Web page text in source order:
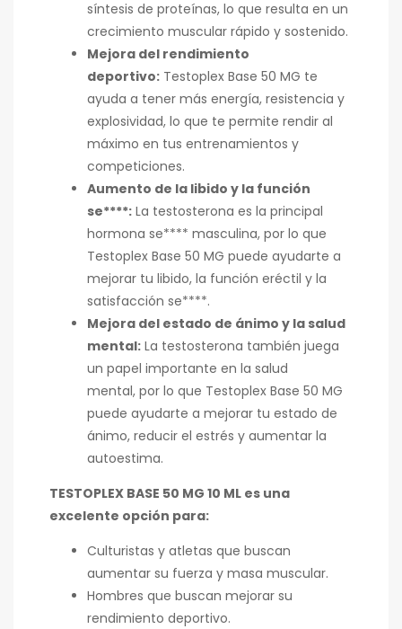
síntesis de proteínas, lo que resulta en un
crecimiento muscular rápido y sostenido.
Mejora del rendimiento
deportivo: Testoplex Base 50 MG te
ayuda a tener más energía, resistencia y
explosividad, lo que te permite rendir al
máximo en tus entrenamientos y
competiciones.
Aumento de la libido y la función
se****: La testosterona es la principal
hormona se**** masculina, por lo que
Testoplex Base 50 MG puede ayudarte a
mejorar tu libido, la función eréctil y la
satisfacción se****.
Mejora del estado de ánimo y la salud
mental: La testosterona también juega
un papel importante en la salud
mental, por lo que Testoplex Base 50 MG
puede ayudarte a mejorar tu estado de
ánimo, reducir el estrés y aumentar la
autoestima.
TESTOPLEX BASE 50 MG 10 ML es una
excelente opción para:
Culturistas y atletas que buscan
aumentar su fuerza y masa muscular.
Hombres que buscan mejorar su
rendimiento deportivo.